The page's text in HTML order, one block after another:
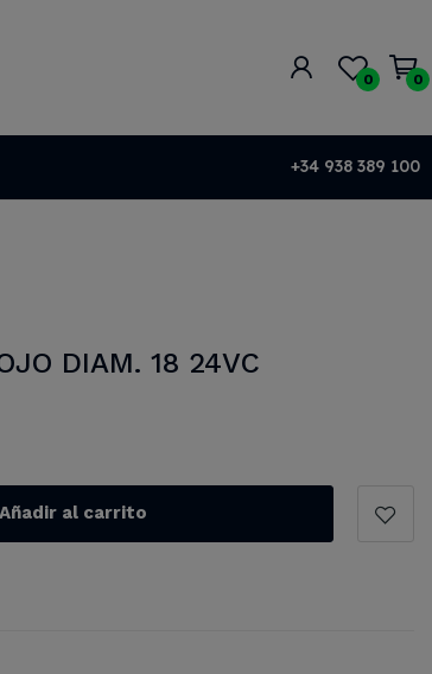
0 0
+34 938 389 100
DIAM. 18 24VC
Añadir al carrito